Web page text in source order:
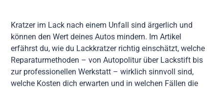
Kratzer im Lack nach einem Unfall sind ärgerlich und
können den Wert deines Autos mindern. Im Artikel
erfährst du, wie du Lackkratzer richtig einschätzt, welche
Reparaturmethoden – von Autopolitur über Lackstift bis
zur professionellen Werkstatt – wirklich sinnvoll sind,
welche Kosten dich erwarten und in welchen Fällen die